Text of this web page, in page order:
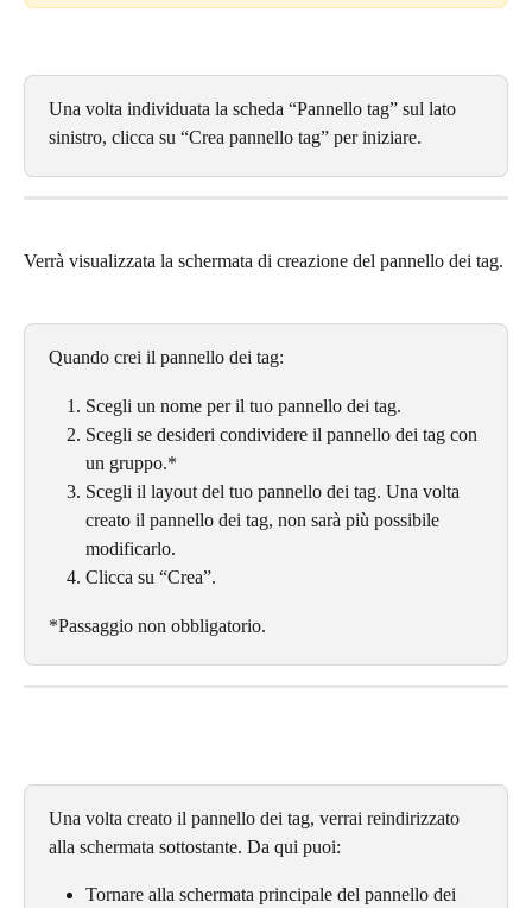
Una volta individuata la scheda “Pannello tag” sul lato
sinistro, clicca su “Crea pannello tag” per iniziare.
Verrà visualizzata la schermata di creazione del pannello dei tag.
Quando crei il pannello dei tag:
Scegli un nome per il tuo pannello dei tag.
Scegli se desideri condividere il pannello dei tag con
un gruppo.*
Scegli il layout del tuo pannello dei tag. Una volta
creato il pannello dei tag, non sarà più possibile
modificarlo.
Clicca su “Crea”.
*Passaggio non obbligatorio.
Una volta creato il pannello dei tag, verrai reindirizzato
alla schermata sottostante. Da qui puoi:
Tornare alla schermata principale del pannello dei